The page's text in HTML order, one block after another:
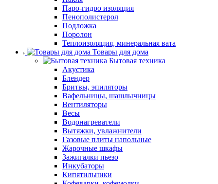
Паро-гидро изоляция
Пенополистерол
Подложка
Поролон
Теплоизоляция, минеральная вата
Товары для дома
Бытовая техника
Акустика
Блендер
Бритвы, эпиляторы
Вафельницы, шашлычницы
Вентиляторы
Весы
Водонагреватели
Вытяжки, увлажнители
Газовые плиты напольные
Жарочные шкафы
Зажигалки пьезо
Инкубаторы
Кипятильники